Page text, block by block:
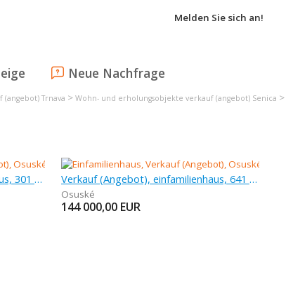
Melden Sie sich an!
Neue Nachfrage
Trnava > Wohn- und erholungsobjekte verkauf (angebot) Senica >
Verkauf (Angebot), einfamilienhaus, 301 m Verkauf (Angebot), einfamilienhaus, 641 m
Osuské
144 000,00 EUR